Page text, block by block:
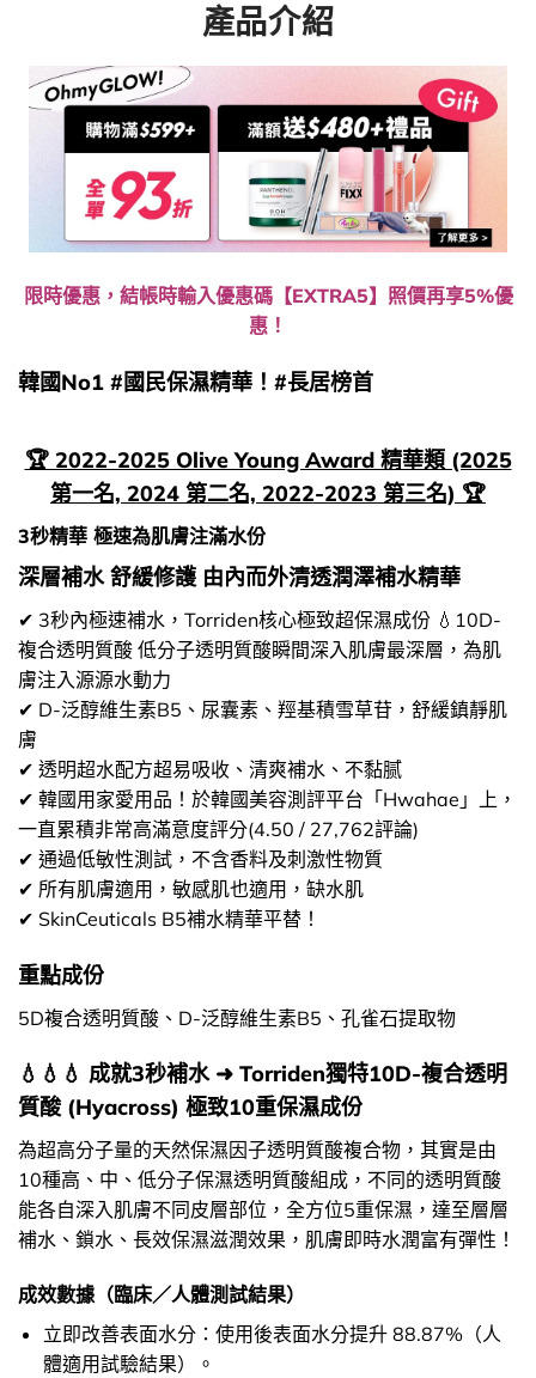
產品介紹
限時優惠，結帳時輸入優惠碼【EXTRA5】照價再享5%優
惠！
韓國No1 #國民保濕精華！#長居榜首
🏆 2022-2025 Olive Young Award 精華類 (2025
第一名, 2024 第二名, 2022-2023 第三名) 🏆
3秒精華 極速為肌膚注滿水份
深層補水 舒緩修護 由內而外清透潤澤補水精華
✔ 3秒內極速補水，Torriden核心極致超保濕成份 💧10D-
複合透明質酸 低分子透明質酸瞬間深入肌膚最深層，為肌
膚注入源源水動力
✔ D-泛醇維生素B5、尿囊素、羥基積雪草苷，舒緩鎮靜肌
膚
✔ 透明超水配方超易吸收、清爽補水、不黏腻
✔ 韓國用家愛用品！於韓國美容測評平台「Hwahae」上，
一直累積非常高滿意度評分(4.50 / 27,762評論)
✔ 通過低敏性測試，不含香料及刺激性物質
✔ 所有肌膚適用，敏感肌也適用，缺水肌
✔ SkinCeuticals B5補水精華平替！
重點成份
5D複合透明質酸、D-泛醇維生素B5、孔雀石提取物
💧💧💧 成就3秒補水 ➜ Torriden獨特10D-複合透明
質酸 (Hyacross) 極致10重保濕成份
為超高分子量的天然保濕因子透明質酸複合物，其實是由
10種高、中、低分子保濕透明質酸組成，不同的透明質酸
能各自深入肌膚不同皮層部位，全方位5重保濕，達至層層
補水、鎖水、長效保濕滋潤效果，肌膚即時水潤富有彈性！
成效數據（臨床／人體測試結果）
立即改善表面水分：使用後表面水分提升 88.87%（人
體適用試驗結果）。